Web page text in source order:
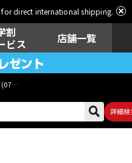
direct international shipping.
割
ビス
店舗一覧
(07月29日
詳細